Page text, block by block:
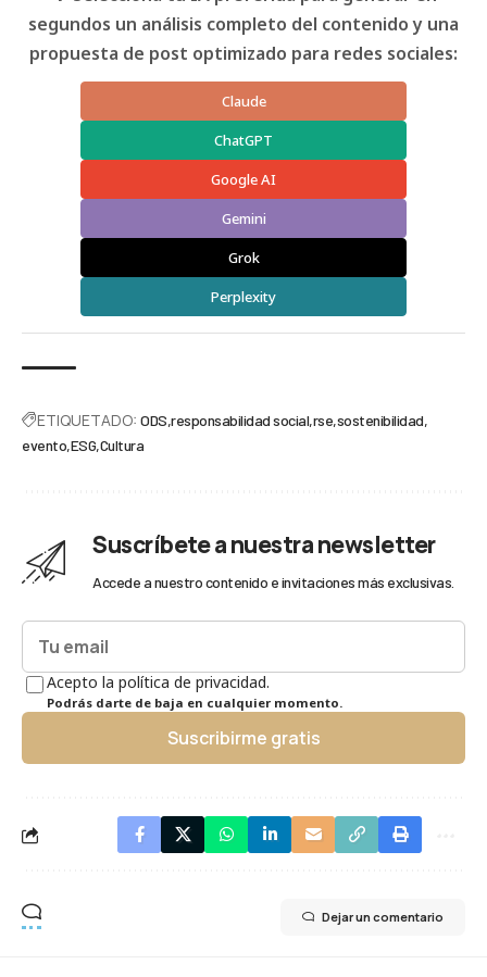
segundos un análisis completo del contenido y una
propuesta de post optimizado para redes sociales:
Claude
ChatGPT
Google AI
Gemini
Grok
Perplexity
ETIQUETADO: ODS responsabilidad social rse sostenibilidad
evento ESG Cultura
Suscríbete a nuestra newsletter
Accede a nuestro contenido e invitaciones más exclusivas.
Acepto la política de privacidad.
Podrás darte de baja en cualquier momento.
Suscribirme gratis
Dejar un comentario